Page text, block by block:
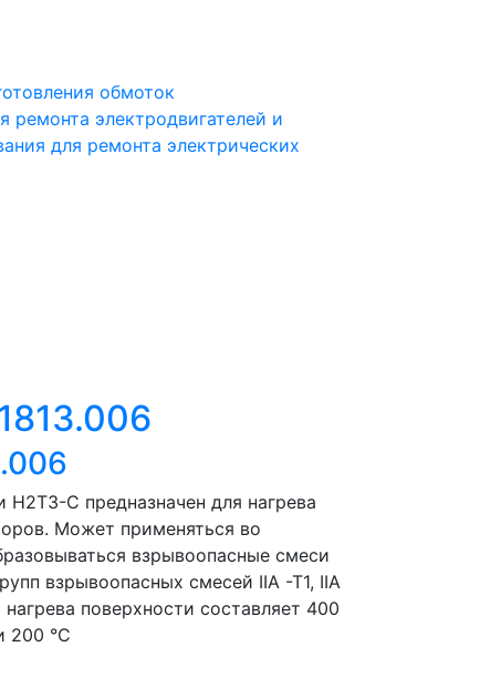
обмоток
ремонта электродвигателей и
для ремонта электрических
С предназначен для нагрева
Может применяться во
взрывоопасные смеси
взрывоопасных смесей IIА -Т1, IIА
поверхности составляет 400
200 °С